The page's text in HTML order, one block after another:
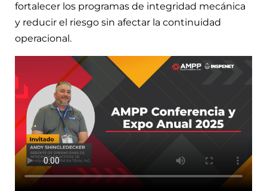
fortalecer los programas de integridad mecánica
y reducir el riesgo sin afectar la continuidad
operacional.